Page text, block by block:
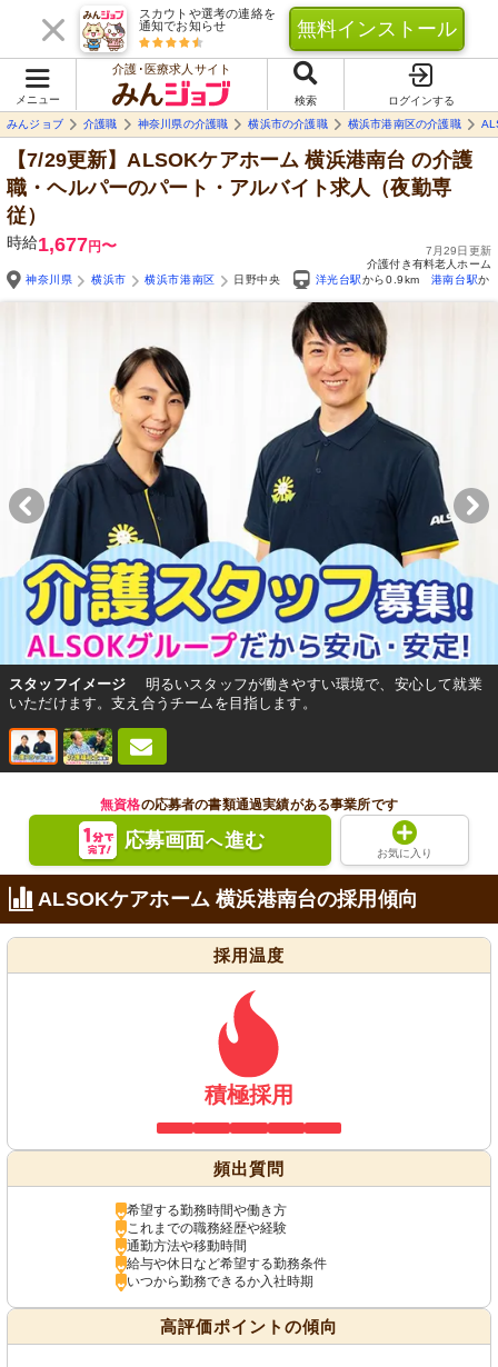
スカウトや選考の連絡を
通知でお知らせ
無料インストール
メニュー
介護･医療求人サイト
検索
ログインする
みんジョブ
介護職 神奈川県の介護職 横浜市の介護職 横浜市港南区の介護職
【7/29更新】ALSOKケアホーム 横浜港南台 の介護
職・ヘルパーのパート・アルバイト求人（夜勤専
従）
時給1,677円〜
7月29日更新
介護付き有料老人ホーム
神奈川県
横浜市 横浜市港南区 日野中央 洋光台駅から0.9km 港南台駅か
スタッフイメージ
明るいスタッフが働きやすい環境で、安心して就業
いただけます。支え合うチームを目指します。
無資格の応募者の書類通過実績がある事業所です
応募画面へ進む
お気に入り
ALSOKケアホーム 横浜港南台の採用傾向
採用温度
積極採用
頻出質問
希望する勤務時間や働き方
これまでの職務経歴や経験
通勤方法や移動時間
給与や休日など希望する勤務条件
いつから勤務できるか入社時期
高評価ポイントの傾向